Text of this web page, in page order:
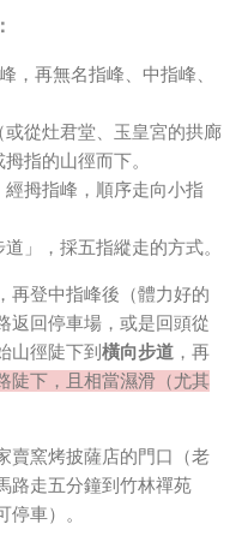
端更是不用說的順暢，
所需的頻寬會更大，功
，再無名指峰、中指峰、
從灶君堂、玉皇宮的拱廊
指的山徑而下。
拇指峰，順序走向小指
」，採五指縱走的方式。
再登中指峰後（體力好的
返回停車場，或是回頭從
山徑陡下到 橫向步道 ，再
陡下，且相當濕滑（尤其
賣窯烤披薩店的門口（老
路走五分鐘到竹林禪苑
停車）。